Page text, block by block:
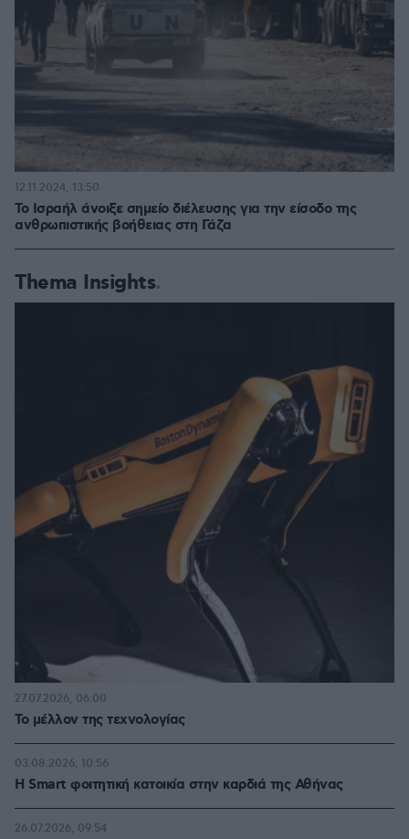
Το Ισραήλ άνοιξε σημείο διέλευσης για την είσοδο της
ανθρωπιστικής βοήθειας στη Γάζα
12.11.2024, 13:50
Thema Insights
Το μέλλον της τεχνολογίας
27.07.2026, 06:00
Η Smart φοιτητική κατοικία στην καρδιά της Αθήνας
03.08.2026, 10:56
26.07.2026, 09:54